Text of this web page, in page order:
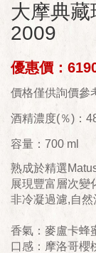
大摩典
2009
優惠價：
價格僅供詢價參
酒精濃度(％)：
容量：700 ml
熟成於精選
展現豐富層次變
非冷凝過濾,自
香氣：麥盧卡蜂
口感：摩洛哥櫻